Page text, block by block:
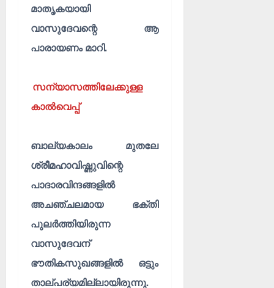
മാതൃകയായി
വാസുദേവന്റെ ആ
പാരായണം മാറി.
സന്യാസത്തിലേക്കുള്ള
കാൽവെപ്പ്
ബാല്യകാലം മുതലേ
ശ്രീമഹാവിഷ്ണുവിന്റെ
പാദാരവിന്ദങ്ങളിൽ
അചഞ്ചലമായ ഭക്തി
പുലർത്തിയിരുന്ന
വാസുദേവന്
ഭൗതികസുഖങ്ങളിൽ ഒട്ടും
താല്പര്യമില്ലായിരുന്നു.